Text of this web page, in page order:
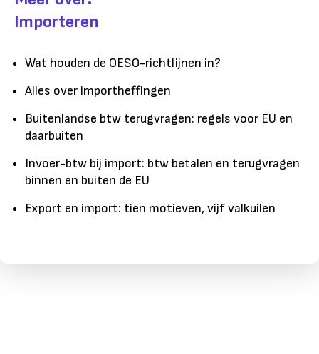
Importeren
Wat houden de OESO-richtlijnen in?
Alles over importheffingen
Buitenlandse btw terugvragen: regels voor EU en
daarbuiten
Invoer-btw bij import: btw betalen en terugvragen
binnen en buiten de EU
Export en import: tien motieven, vijf valkuilen